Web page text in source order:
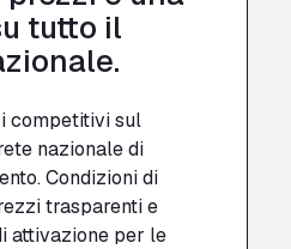
tutto il
competitivi sul
nazionale di
Condizioni di
trasparenti e
attivazione per le